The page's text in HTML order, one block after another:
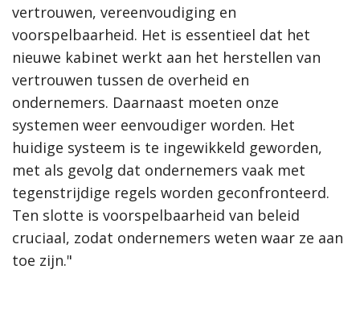
vertrouwen, vereenvoudiging en
voorspelbaarheid. Het is essentieel dat het
nieuwe kabinet werkt aan het herstellen van
vertrouwen tussen de overheid en
ondernemers. Daarnaast moeten onze
systemen weer eenvoudiger worden. Het
huidige systeem is te ingewikkeld geworden,
met als gevolg dat ondernemers vaak met
tegenstrijdige regels worden geconfronteerd.
Ten slotte is voorspelbaarheid van beleid
cruciaal, zodat ondernemers weten waar ze aan
toe zijn."